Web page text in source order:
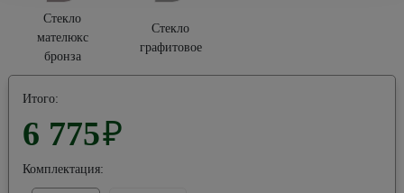
Стекло
мателюкс
бронза
Стекло
графитовое
Итого:
6 775₽
Комплектация: